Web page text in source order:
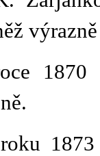
1870